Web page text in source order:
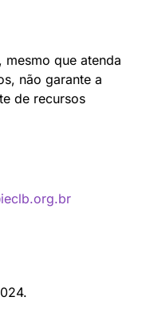
mesmo que atenda
não garante a
de recursos